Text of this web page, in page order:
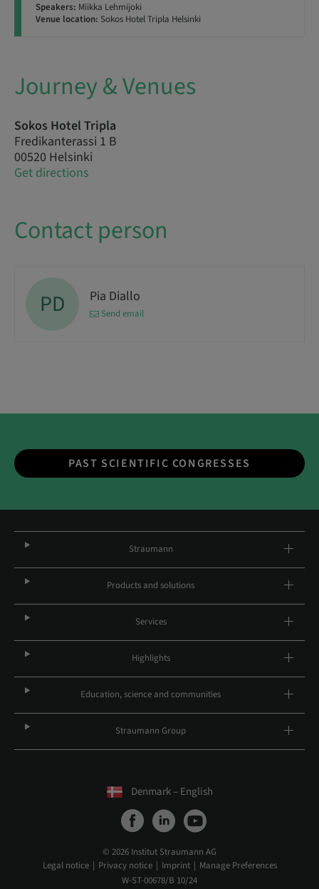
Speakers: Miikka Lehmijoki
Venue location: Sokos Hotel Tripla Helsinki
Journey & Venues
Sokos Hotel Tripla
Fredikanterassi 1 B
00520 Helsinki
Get directions
Contact person
PD Pia Diallo
Send email
PAST SCIENTIFIC CONGRESSES
Straumann
Products and solutions
Services
Highlights
Education, science and communities
Straumann Group
Denmark – English
© 2026 Institut Straumann AG
Legal notice
Privacy notice Imprint
Manage Preferences
W-ST-00678/B 10/24